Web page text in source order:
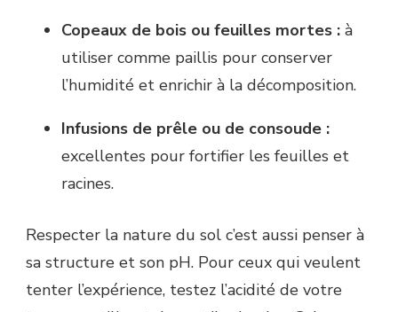
Copeaux de bois ou feuilles mortes : à
utiliser comme paillis pour conserver
l’humidité et enrichir à la décomposition.
Infusions de prêle ou de consoude :
excellentes pour fortifier les feuilles et
racines.
Respecter la nature du sol c’est aussi penser à
sa structure et son pH. Pour ceux qui veulent
tenter l’expérience, testez l’acidité de votre